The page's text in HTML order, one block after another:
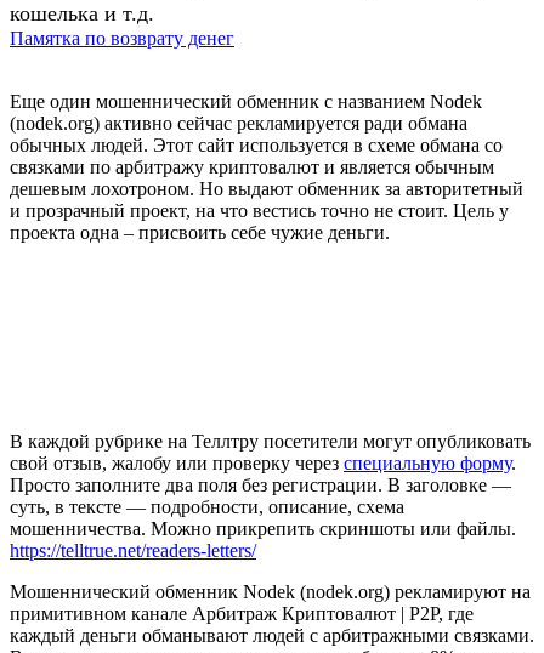
кошелька и т.д.
Памятка по возврату денег
Еще один мошеннический обменник с названием Nodek
(nodek.org) активно сейчас рекламируется ради обмана
обычных людей. Этот сайт используется в схеме обмана со
связками по арбитражу криптовалют и является обычным
дешевым лохотроном. Но выдают обменник за авторитетный
и прозрачный проект, на что вестись точно не стоит. Цель у
проекта одна – присвоить себе чужие деньги.
В каждой рубрике на Теллтру посетители могут опубликовать
свой отзыв, жалобу или проверку через специальную форму.
Просто заполните два поля без регистрации. В заголовке —
суть, в тексте — подробности, описание, схема
мошенничества. Можно прикрепить скриншоты или файлы.
https://telltrue.net/readers-letters/
Мошеннический обменник Nodek (nodek.org) рекламируют на
примитивном канале Apбитраж Кpиптовалют | Р2P, где
каждый деньги обманывают людей с арбитражными связками.